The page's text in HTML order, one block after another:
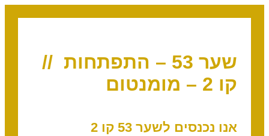
שער 53 – התפתחות //
קו 2 – מומנטום
אנו נכנסים לשער 53 קו 2